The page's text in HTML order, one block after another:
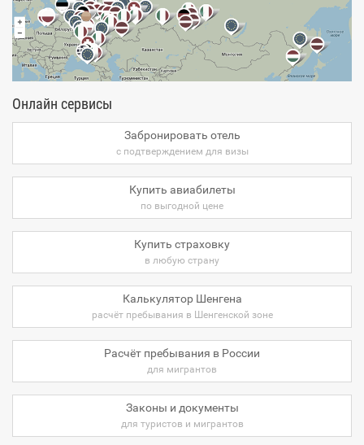
Онлайн сервисы
Забронировать отель
с подтверждением для визы
Купить авиабилеты
по выгодной цене
Купить страховку
в любую страну
Калькулятор Шенгена
расчёт пребывания в Шенгенской зоне
Расчёт пребывания в России
для мигрантов
Законы и документы
для туристов и мигрантов